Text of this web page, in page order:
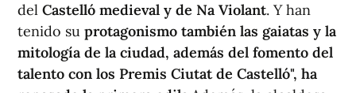
del Castelló medieval y de Na Violant. Y han
tenido su protagonismo también las gaiatas y la
mitología de la ciudad, además del fomento del
talento con los Premis Ciutat de Castelló", ha